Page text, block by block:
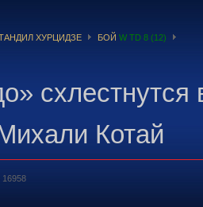
ХУРЦИДЗЕ БОЙ W TD 8 (12)
Котай
16958